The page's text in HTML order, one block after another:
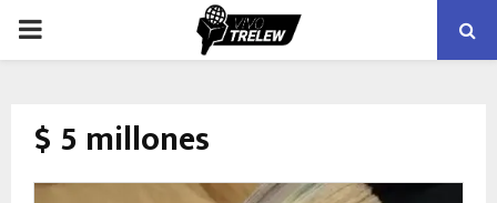
PRIMARY
$ 5 millones